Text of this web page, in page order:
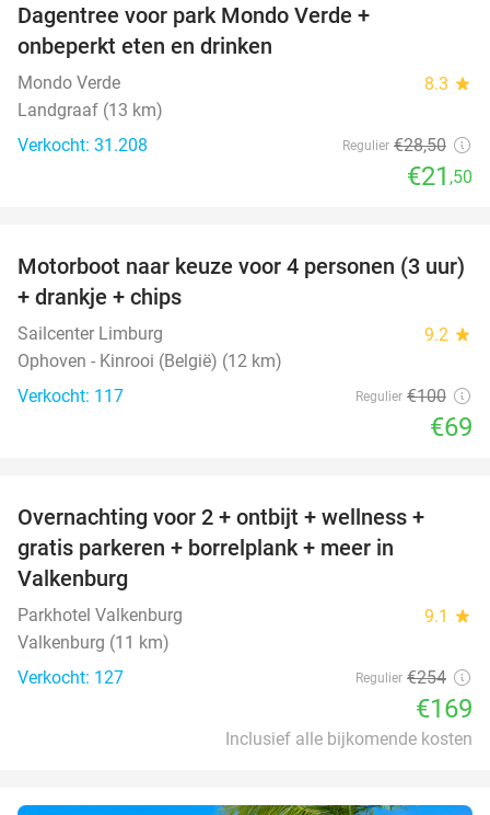
Dagentree voor park Mondo Verde +
onbeperkt eten en drinken
Mondo Verde 8.3 star
Landgraaf (13 km)
Verkocht: 31.208
Regulier €28,50
€21 ,50
31%
Motorboot naar keuze voor 4 personen (3 uur)
+ drankje + chips
Sailcenter Limburg 9.2 star
Ophoven - Kinrooi (België) (12 km)
Verkocht: 117
Regulier €100
€69
33%
Overnachting voor 2 + ontbijt + wellness +
gratis parkeren + borrelplank + meer in
Valkenburg
Parkhotel Valkenburg 9.1 star
Valkenburg (11 km)
Verkocht: 127
Regulier €254
€169
Inclusief alle bijkomende kosten